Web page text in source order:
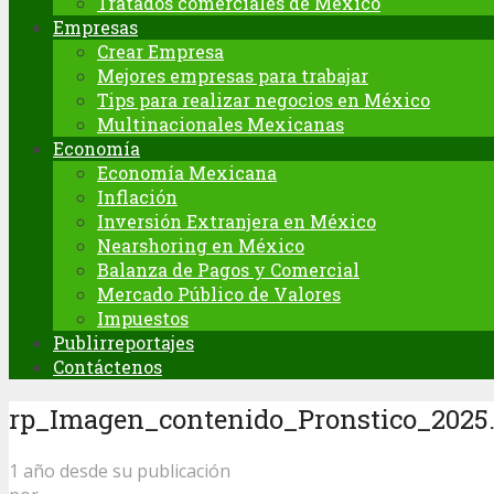
Empresas
Crear Empresa
Mejores empresas para trabajar
Tips para realizar negocios en México
Multinacionales Mexicanas
Economía
Economía Mexicana
Inflación
Inversión Extranjera en México
Nearshoring en México
Balanza de Pagos y Comercial
Mercado Público de Valores
Impuestos
Publirreportajes
Contáctenos
1 año desde su publicación